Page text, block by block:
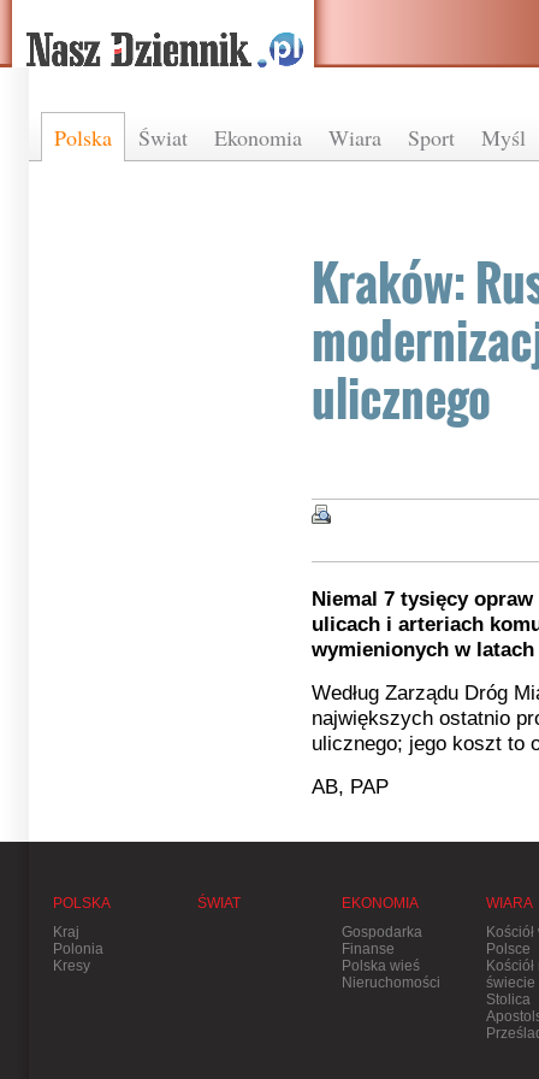
Polska Świat Ekonomia Wiara Sport Myśl
Kraków:
ulicznego
Niemal 7 tysięcy
ulicach i arteriach
wymienionych w latach
Według Zarządu Dróg
największych ostatnio
ulicznego; jego koszt to
AB, PAP
POLSKA
Kraj
Polonia
Kresy
ŚWIAT
EKONOMIA
Gospodarka
Finanse
Polska wieś
Nieruchomości
WIARA
Kościół
Polsce
Kościół
świecie
Stolica